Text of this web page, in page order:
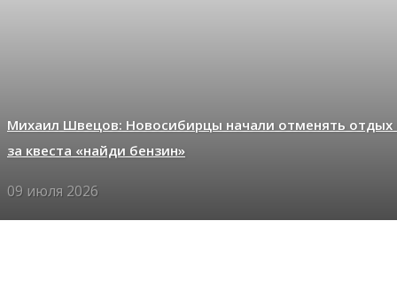
Михаил Швецов: Новосибирцы начали отменять отдых
за квеста «найди бензин»
09 июля 2026